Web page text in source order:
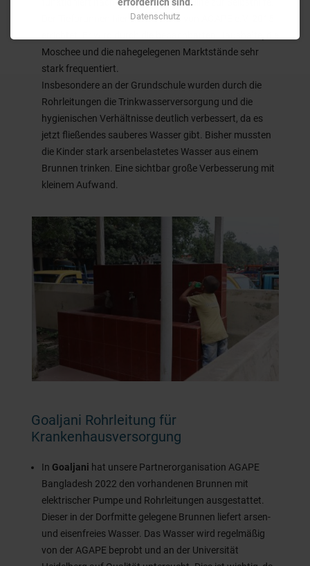
funktioniert nach unserer Sicht die Hilfe zur Selbsthilfe.
Der Tiefbrunnen hier wurde 2015 von AGAPE e.V. 2015
Moschee und die nahegelegenen Marktstände sehr
stark frequentiert.
Insbesondere an der Grundschule wurden durch die
Rohrleitungen die Trinkwasserversorgung und die
hygienischen Verhältnisse deutlich verbessert, da es
jetzt fließendes sauberes Wasser gibt. Bisher mussten
die Kinder stark arsenbelastetes Wasser aus einem
Brunnen trinken. Eine sichtbar große Verbesserung mit
kleinem Aufwand.
Goaljani Rohrleitung für
Krankenhausversorgung
In Goaljani hat unsere Partnerorganisation AGAPE
Bangladesh 2022 den vorhandenen Brunnen mit
elektrischer Pumpe und Rohrleitungen ausgestattet.
Dieser in der Dorfmitte gelegene Brunnen liefert arsen-
und eisenfreies Wasser. Das Wasser wird regelmäßig
von der AGAPE beprobt und an der Universität
Datenschutz